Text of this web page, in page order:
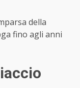
della
fino agli anni